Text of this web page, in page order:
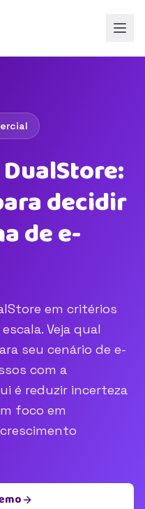
decidir
de e-
em critérios
Veja qual
seu cenário de e-
com a
é reduzir incerteza
foco em